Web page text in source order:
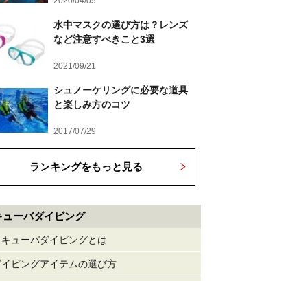
水中マスクの選び方は？レンズ
など注意すべきこと3選
2021/09/21
シュノーケリングに必要な道具
と楽しみ方のコツ
2017/07/29
ランキングをもっと見る
ューバダイビング
キューバダイビングとは
イビングアイテムの選び方